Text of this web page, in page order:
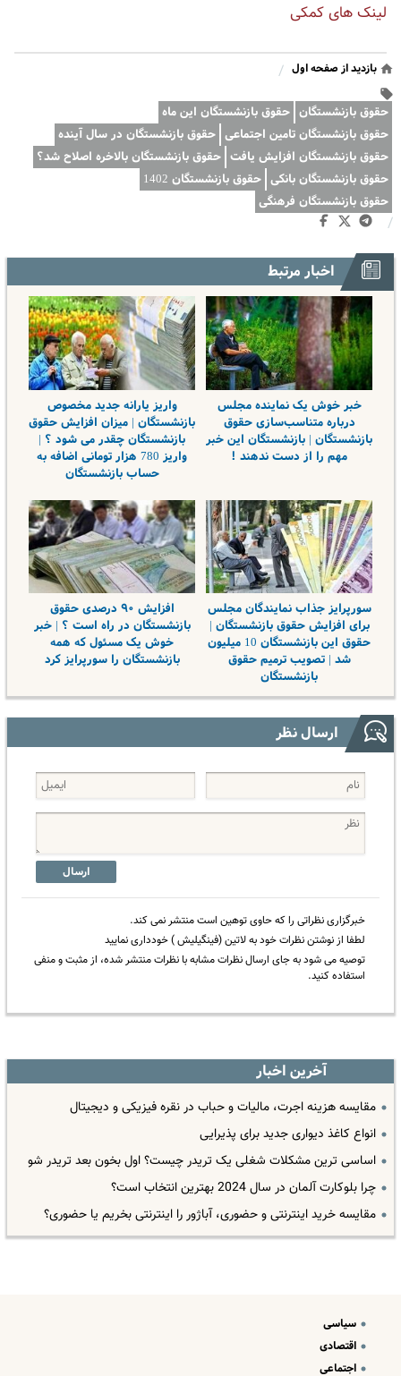
لینک های کمکی
بازدید از صفحه اول /
حقوق بازنشستگان حقوق بازنشستگان این ماه
حقوق بازنشستگان تامین اجتماعی حقوق بازنشستگان در سال آینده
حقوق بازنشستگان افزایش یافت حقوق بازنشستگان بالاخره اصلاح شد؟
حقوق بازنشستگان بانکی حقوق بازنشستگان 1402
حقوق بازنشستگان فرهنگی
/
اخبار مرتبط
خبر خوش یک نماینده مجلس
درباره متناسب‌سازی حقوق
بازنشستگان | بازنشستگان این خبر
مهم را از دست ندهند !
واریز یارانه جدید مخصوص
بازنشستگان | میزان افزایش حقوق
بازنشستگان چقدر می شود ؟ |
واریز 780 هزار تومانی اضافه به
حساب بازنشستگان
سورپرایز جذاب نمایندگان مجلس
برای افزایش حقوق بازنشستگان |
حقوق این بازنشستگان 10 میلیون
شد | تصویب ترمیم حقوق
بازنشستگان
افزایش ۹۰ درصدی حقوق
بازنشستگان در راه است ؟ | خبر
خوش یک مسئول که همه
بازنشستگان را سورپرایز کرد
ارسال نظر
ارسال
خبرگزاری نظراتی را که حاوی توهین است منتشر نمی کند.
لطفا از نوشتن نظرات خود به لاتین (فینگیلیش ) خودداری نمایید
توصیه می شود به جای ارسال نظرات مشابه با نظرات منتشر شده، از مثبت و منفی
استفاده کنید.
آخرین اخبار
مقایسه هزینه اجرت، مالیات و حباب در نقره فیزیکی و دیجیتال
انواع کاغذ دیواری جدید برای پذیرایی
اساسی ترین مشکلات شغلی یک تریدر چیست؟ اول بخون بعد تریدر شو
چرا بلوکارت آلمان در سال 2024 بهترین انتخاب است؟
مقایسه خرید اینترنتی و حضوری، آباژور را اینترنتی بخریم یا حضوری؟
سیاسی
اقتصادی
اجتماعی